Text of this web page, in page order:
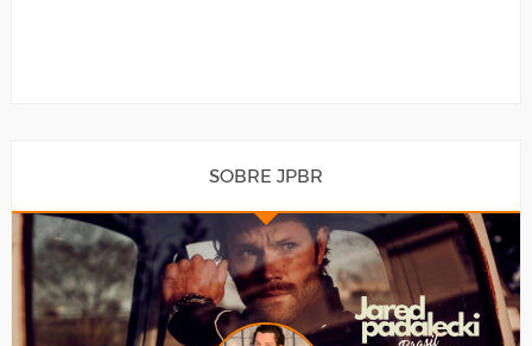
SOBRE JPBR